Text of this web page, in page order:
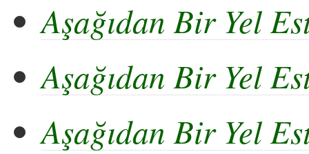
Aşağıdan Bir Yel
Aşağıdan Bir Yel
Aşağıdan Bir Yel